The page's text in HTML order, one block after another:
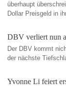
überhaupt
Dollar Preisgeld in
DBV verliert nun
Der DBV kommt
der nächste
Yvonne Li feiert